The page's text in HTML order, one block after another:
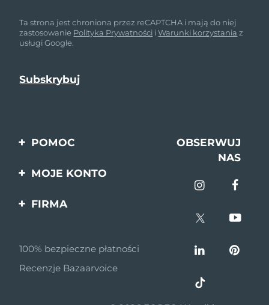
Ta strona jest chroniona przez reCAPTCHA i mają do niej
zastosowanie Polityka Prywatności iWarunki korzystania z
usługi Google.
POMOC
Kontakt
OBSERWUJ
NAS
MOJE KONTO
FIRMA
Program partnerski
Wiadomości
100% bezpieczne płatności
Recenzje Bazaarvoice